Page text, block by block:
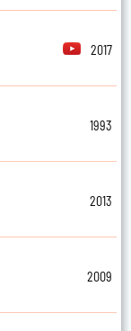
2017
1993
2013
2009